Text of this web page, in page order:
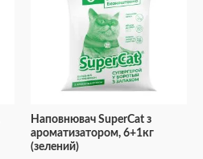
Наповнювач SuperCat з
ароматизатором, 6+1кг
(зелений)